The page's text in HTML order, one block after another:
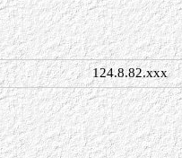
124.8.82.xxx